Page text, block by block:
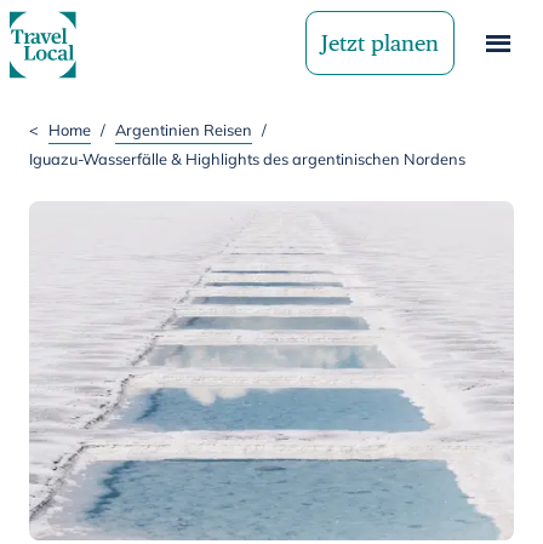
Jetzt planen
< Home / Argentinien Reisen /
Iguazu-Wasserfälle & Highlights des argentinischen Nordens